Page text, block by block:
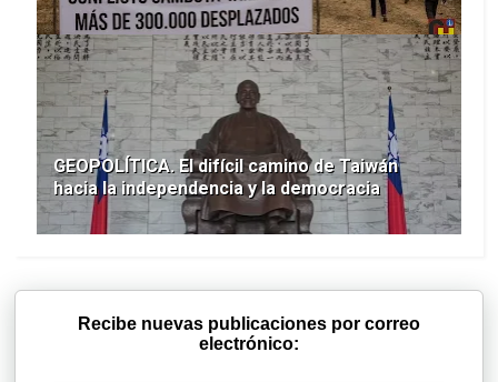
GEOPOLÍTICA. El difícil camino de Taiwán
hacia la independencia y la democracia
Recibe nuevas publicaciones por correo
electrónico: